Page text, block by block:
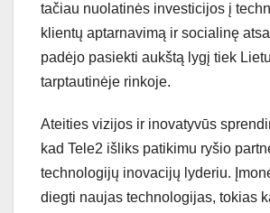
tačiau nuolatinės investicijos į
klientų aptarnavimą ir socialinę
padėjo pasiekti aukštą lygį tiek
tarptautinėje rinkoje.
Ateities vizijos ir inovatyvūs
kad Tele2 išliks patikimu ryšio
technologijų inovacijų lyderiu.
diegti naujas technologijas, tokias